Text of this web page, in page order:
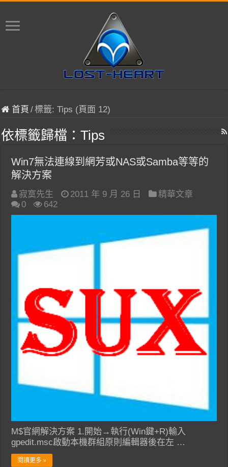
首頁 /標籤:Tips (頁面 12)
依標籤歸檔：Tips
Win7無法連線到網芳或NAS或Samba等等的
解決方案
寂寞先生 2011 年 9 月 26 日
精華文章
0
642
M$官網解決方案 1.開始→執行(Win鍵+R)輸入
gpedit.msc啟動本機群組原則編輯器後在左 …
閱讀更多 »